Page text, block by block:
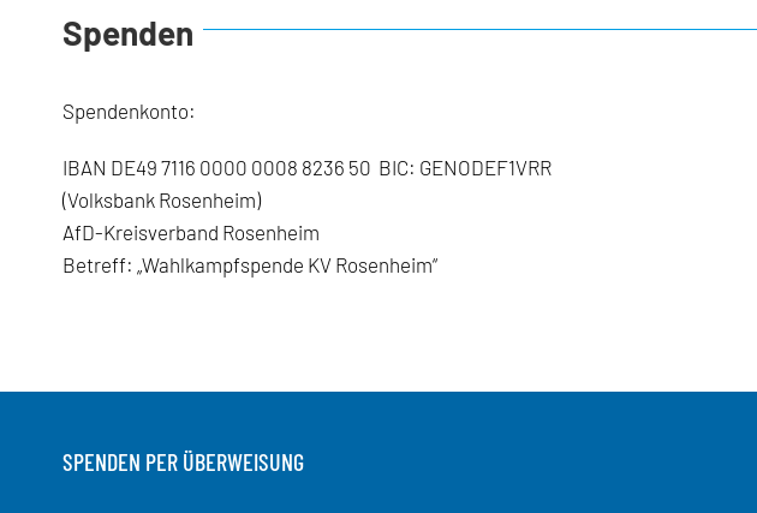
Spenden
Spendenkonto:
IBAN DE49 7116 0000 0008 8236 50 BIC: GENODEF1VRR
(Volksbank Rosenheim)
AfD-Kreisverband Rosenheim
Betreff: „Wahlkampfspende KV Rosenheim“
SPENDEN PER ÜBERWEISUNG